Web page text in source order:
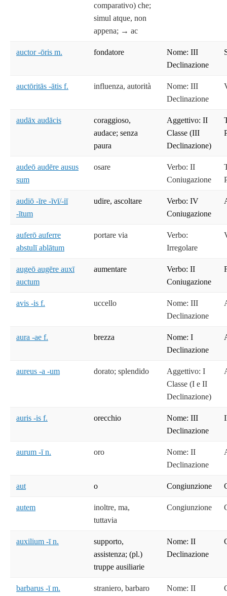
comparativo) che;
simul atque, non
appena; → ac
auctor -ōris m. fondatore
Nome: III
Declinazione
auctōritās -ātis f. influenza, autorità
Nome: III
Declinazione
audāx audācis
coraggioso,
audace; senza
paura
Aggettivo: II
Classe (III
Declinazione)
audeō audēre ausus
sum
osare
Verbo: II
Coniugazione
audiō -īre -īvī/-iī
-ītum
udire, ascoltare
Verbo: IV
Coniugazione
auferō auferre
abstulī ablātum
portare via
Verbo:
Irregolare
augeō augēre auxī
auctum
aumentare
Verbo: II
Coniugazione
avis -is f. uccello
Nome: III
Declinazione
aura -ae f. brezza
Nome: I
Declinazione
aureus -a -um dorato; splendido
Aggettivo: I
Classe (I e II
Declinazione)
auris -is f. orecchio
Nome: III
Declinazione
aurum -ī n. oro
Nome: II
Declinazione
aut o Congiunzione
autem
inoltre, ma,
tuttavia
Congiunzione
auxilium -ī n.
supporto,
assistenza; (pl.)
truppe ausiliarie
Nome: II
Declinazione
barbarus -ī m. straniero, barbaro
Nome: II